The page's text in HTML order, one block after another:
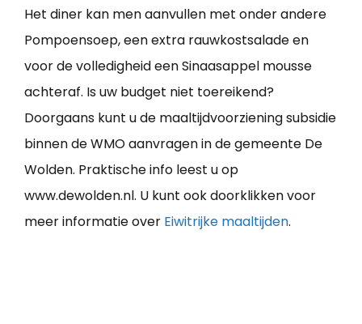
Het diner kan men aanvullen met onder andere
Pompoensoep, een extra rauwkostsalade en
voor de volledigheid een Sinaasappel mousse
achteraf. Is uw budget niet toereikend?
Doorgaans kunt u de maaltijdvoorziening subsidie
binnen de WMO aanvragen in de gemeente De
Wolden. Praktische info leest u op
www.dewolden.nl. U kunt ook doorklikken voor
meer informatie over Eiwitrijke maaltijden.